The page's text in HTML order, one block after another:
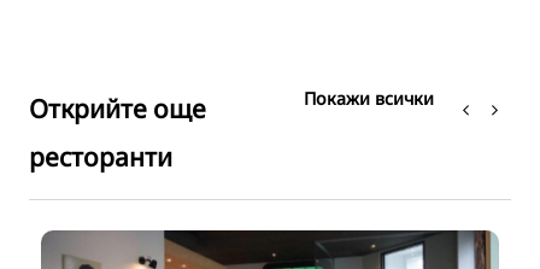
Открийте още
ресторанти
Покажи всички